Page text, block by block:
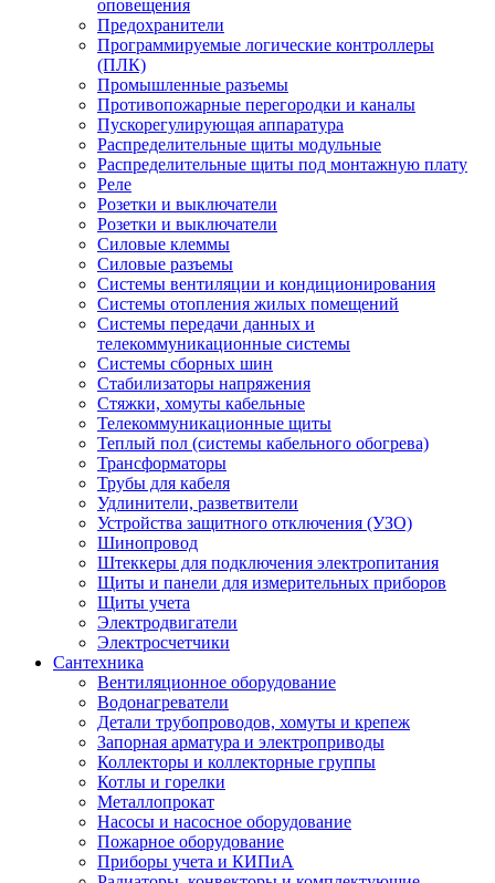
оповещения
Предохранители
Программируемые логические контроллеры
(ПЛК)
Промышленные разъемы
Противопожарные перегородки и каналы
Пускорегулирующая аппаратура
Распределительные щиты модульные
Распределительные щиты под монтажную плату
Реле
Розетки и выключатели
Розетки и выключатели
Силовые клеммы
Силовые разъемы
Системы вентиляции и кондиционирования
Системы отопления жилых помещений
Системы передачи данных и
телекоммуникационные системы
Системы сборных шин
Стабилизаторы напряжения
Стяжки, хомуты кабельные
Телекоммуникационные щиты
Теплый пол (системы кабельного обогрева)
Трансформаторы
Трубы для кабеля
Удлинители, разветвители
Устройства защитного отключения (УЗО)
Шинопровод
Штеккеры для подключения электропитания
Щиты и панели для измерительных приборов
Щиты учета
Электродвигатели
Электросчетчики
Сантехника
Вентиляционное оборудование
Водонагреватели
Детали трубопроводов, хомуты и крепеж
Запорная арматура и электроприводы
Коллекторы и коллекторные группы
Котлы и горелки
Металлопрокат
Насосы и насосное оборудование
Пожарное оборудование
Приборы учета и КИПиА